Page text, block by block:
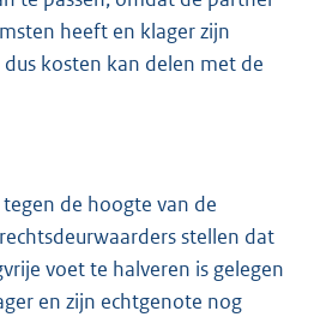
heeft en klager zijn
kosten kan delen met de
de hoogte van de
stellen dat
voet te halveren is gelegen
en zijn echtgenote nog